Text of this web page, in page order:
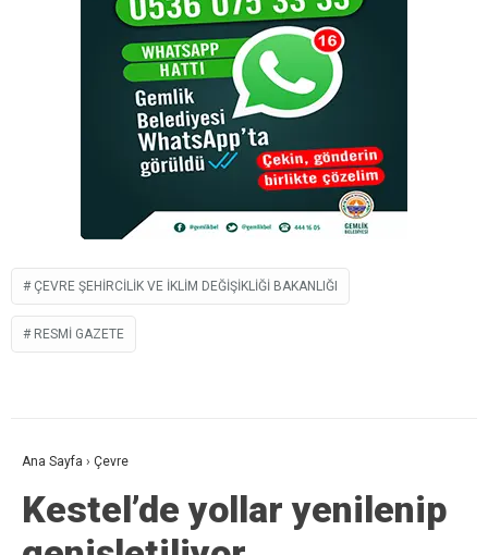
ÇEVRE ŞEHIRCILIK VE İKLIM DEĞIŞIKLIĞI BAKANLIĞI
RESMI GAZETE
Ana Sayfa › Çevre
Kestel’de yollar yenilenip